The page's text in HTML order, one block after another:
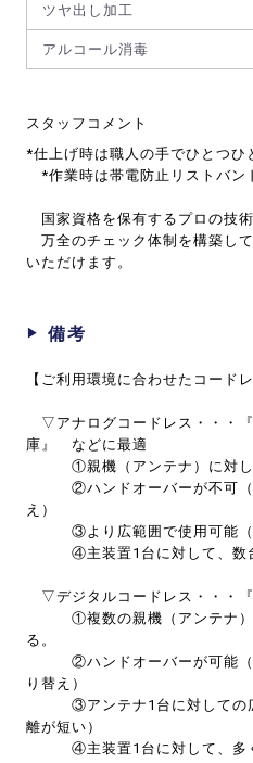
ツヤ出し加工
アルコール消毒
スタッフコメント
*仕上げ時は職人の手でひとつひ
*作業時は帯電防止リストバン
国家資格を保有するプロの技
万全のチェック体制を構築し
いただけます。
備考
【ご利用環境に合わせたコード
▽アナログコードレス・・・
庫』 などに最適
①親機（アンテナ）に対し
②ハンドオーバーが不可（
え）
③より広範囲で使用可能（
④主装置1台に対して、数台
▽デジタルコードレス・・・『
①複数の親機（アンテナ）
る。
②ハンドオーバーが可能（
り替え）
③アンテナ1台に対しての広
離が短い）
④主装置1台に対して、多く